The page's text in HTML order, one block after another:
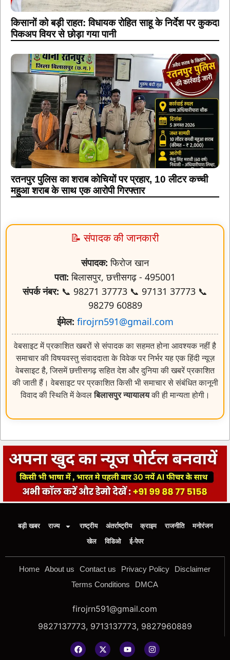
किसानों को बड़ी राहत: विधायक रोहित साहू के निर्देश पर कुकदा
पिकअप वियर से छोड़ा गया पानी
रतनपुर पुलिस का शराब कोचियों पर प्रहार, 10 लीटर कच्ची
महुआ शराब के साथ एक आरोपी गिरफ्तार
📝 संपादक की जानकारी
संपादक: फिरोज खान
पता: बिलासपुर, छत्तीसगढ़ - 495001
संपर्क नंबर: 📞 98271 37773 📞 97131 37773 📞
98279 60889
ईमेल: firojrn591@gmail.com
वेबसाइट में प्रकाशित खबरों से संपादक का सहमत होना आवश्यक नहीं है
समाचार की विषयवस्तु संवाददाता के विवेक पर निर्भर यह एक हिंदी न्यूज़
वेबसाइट है, जिसमें छत्तीसगढ़ सहित देश और दुनिया की खबरें प्रकाशित
की जाती हैं। वेबसाइट पर प्रकाशित किसी भी समाचार से संबंधित कानूनी
विवाद की स्थिति में केवलबिलासपुर न्यायालयकी ही मान्यता होगी।
बड़ी खबर राज्य राष्ट्रीय अंतर्राष्ट्रीय क्राइम राजनीति
मनोरंजन
खेल
विडिओ ई-पेपर
Home About us Contact us Privacy Policy
Disclaimer
Terms Conditions
DMCA
firojrn591@gmail.com
9827137773, 9713137773, 9827960889